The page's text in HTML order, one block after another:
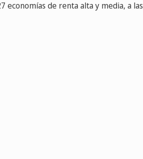
economías de renta alta y media, a las